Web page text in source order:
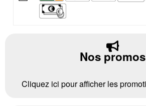
Nos promos
Cliquez ici pour afficher les